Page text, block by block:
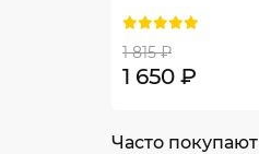
1 815 ₽
1 650 ₽
Часто покупают